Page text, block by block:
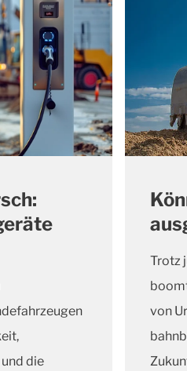
die
Trotz
von